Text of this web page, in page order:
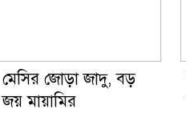
মেসির জোড়া জাদু, বড়
জয় মায়ামির